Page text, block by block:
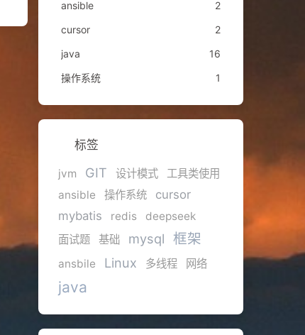
ansible
2
cursor
2
java
16
操作系统
1
标签
jvm GIT 设计模式
工具类使用
ansible
操作系统
cursor
mybatis
redis
deepseek
面试题
基础 mysql 框架
ansbile Linux 多线程 网络
java